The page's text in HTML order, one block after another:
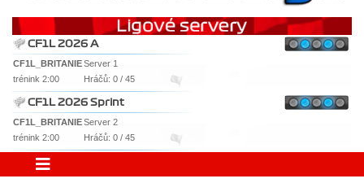
CF1L 2026 A
CF1L_BRITANIEServer 1
trénink 2:00
Hráčů: 0 / 45
CF1L 2026 Sprint
CF1L_BRITANIEServer 2
trénink 2:00
Hráčů: 0 / 45